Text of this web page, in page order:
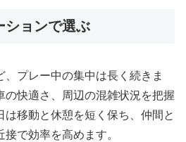
ションで選ぶ
プレー中の集中は長く続きま
の快適さ、周辺の混雑状況を把握
は移動と休憩を短く保ち、仲間と
で効率を高めます。